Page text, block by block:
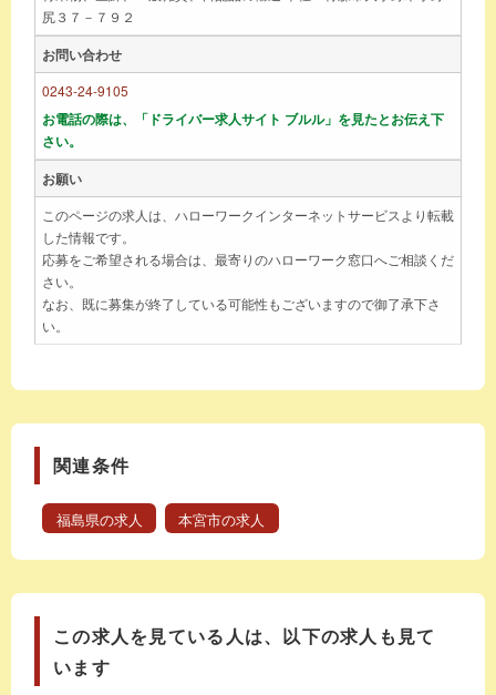
尻３７－７９２
お問い合わせ
0243-24-9105
お電話の際は、「ドライバー求人サイト ブルル」を見たとお伝え下
さい。
お願い
このページの求人は、ハローワークインターネットサービスより転載
した情報です。
応募をご希望される場合は、最寄りのハローワーク窓口へご相談くだ
さい。
なお、既に募集が終了している可能性もございますので御了承下さ
い。
関連条件
福島県の求人 本宮市の求人
この求人を見ている人は、以下の求人も見て
います